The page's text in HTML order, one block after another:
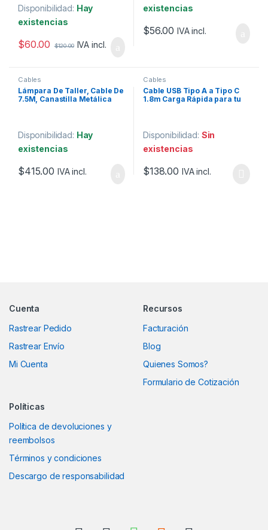
Disponibilidad: Hay
existencias
$60.00 $120.00 IVA incl.
existencias
$56.00 IVA incl.
Cables
Lámpara De Taller, Cable De
7.5M, Canastilla Metálica
Disponibilidad: Hay
existencias
$415.00 IVA incl.
Cables
Cable USB Tipo A a Tipo C
1.8m Carga Rápida para tu
Disponibilidad: Sin
existencias
$138.00 IVA incl.
Cuenta
Rastrear Pedido
Rastrear Envío
Mi Cuenta
Recursos
Facturación
Blog
Quienes Somos?
Formulario de Cotización
Políticas
Política de devoluciones y
reembolsos
Términos y condiciones
Descargo de responsabilidad